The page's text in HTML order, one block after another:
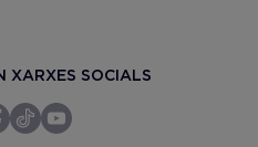
XARXES SOCIALS